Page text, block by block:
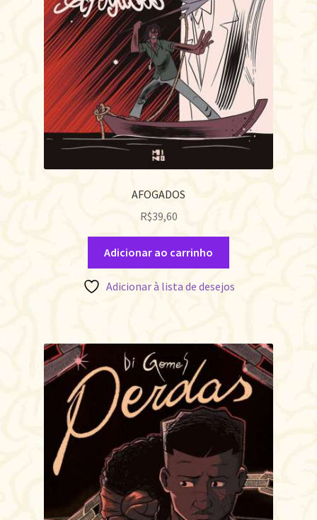
AFOGADOS
R$39,60
Adicionar ao carrinho
Adicionar à lista de desejos